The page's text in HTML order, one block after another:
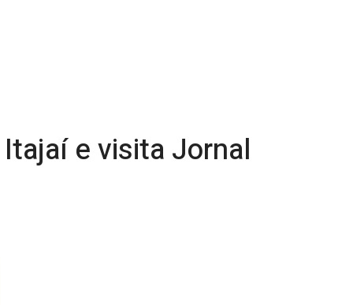
e visita Jornal